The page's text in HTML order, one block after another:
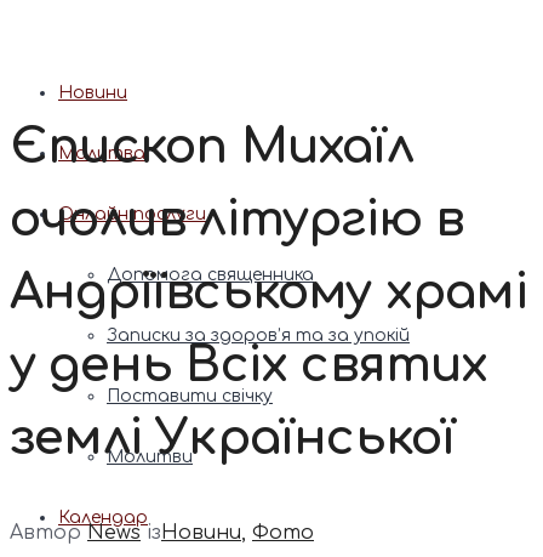
Новини
Молитва
Онлайн послуги
Допомога священника
Записки за здоров’я та за упокій
Поставити свічку
Молитви
Календар
Єпископ Михаїл
очолив літургію в
Андріївському храмі
у день Всіх святих
землі Української
АвторNews ізНовини, Фото